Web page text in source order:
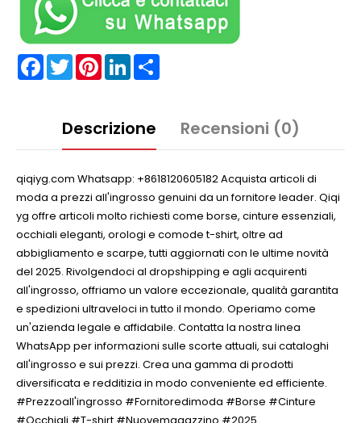
Facebook
TwitterPinterestLinkedIn
Descrizione Recensioni (0)
qiqiyg.com Whatsapp: +8618120605182 Acquista articoli di
moda a prezzi all'ingrosso genuini da un fornitore leader. Qiqi
yg offre articoli molto richiesti come borse, cinture essenziali,
occhiali eleganti, orologi e comode t-shirt, oltre ad
abbigliamento e scarpe, tutti aggiornati con le ultime novità
del 2025. Rivolgendoci al dropshipping e agli acquirenti
all'ingrosso, offriamo un valore eccezionale, qualità garantita
e spedizioni ultraveloci in tutto il mondo. Operiamo come
un'azienda legale e affidabile. Contatta la nostra linea
WhatsApp per informazioni sulle scorte attuali, sui cataloghi
all'ingrosso e sui prezzi. Crea una gamma di prodotti
diversificata e redditizia in modo conveniente ed efficiente.
#Prezzoall'ingrosso #Fornitoredimoda #Borse #Cinture